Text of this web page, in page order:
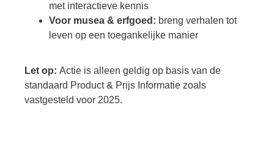
met interactieve kennis
Voor musea & erfgoed: breng verhalen tot
leven op een toegankelijke manier
Let op: Actie is alleen geldig op basis van de
standaard Product & Prijs Informatie zoals
vastgesteld voor 2025.